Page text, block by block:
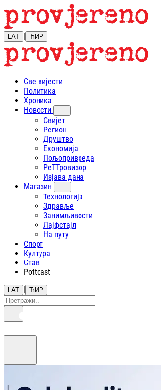
LAT | ЋИР
Све вијести
Политика
Хроника
Новости
Свијет
Регион
Друштво
Економија
Пољопривреда
РеТТровизор
Изјава дана
Магазин
Технологија
Здравље
Занимљивости
Лајфстajл
На путу
Спорт
Култура
Став
Pottcast
LAT | ЋИР